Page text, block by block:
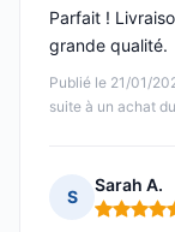
Publié le 21/01/
suite à un achat
Parfait !
grande qualité.
S
Sarah A.
Note : 5